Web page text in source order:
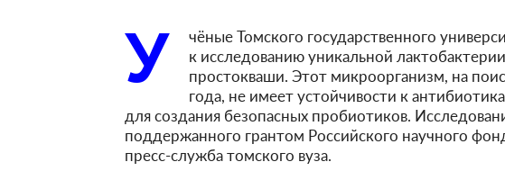
У
чёные Томского государственного
к исследованию уникальной
простокваши. Этот микроорганизм, на
года, не имеет устойчивости к
для создания безопасных пробиотиков.
поддержанного грантом Российского научного
пресс-служба томского вуза.